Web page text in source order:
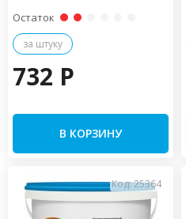
Остаток
за штуку
732 P
В КОРЗИНУ
Код: 25364